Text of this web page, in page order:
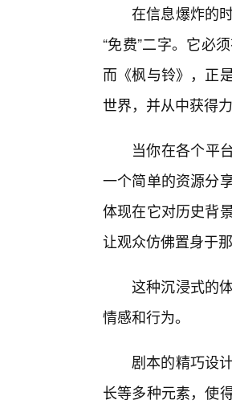
在信息爆炸的
“免费”二字。它必
而《枫与铃》，正
世界，并从中获得
当你在各个平
一个简单的资源分
体现在它对历史背
让观众仿佛置身于
这种沉浸式的
情感和行为。
剧本的精巧设
长等多种元素，使